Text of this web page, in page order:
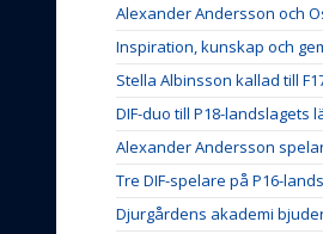
Alexander Andersson och
Inspiration, kunskap och
Stella Albinsson kallad till
DIF-duo till P18-landslagets
Alexander Andersson
Tre DIF-spelare på P16-
Djurgårdens akademi